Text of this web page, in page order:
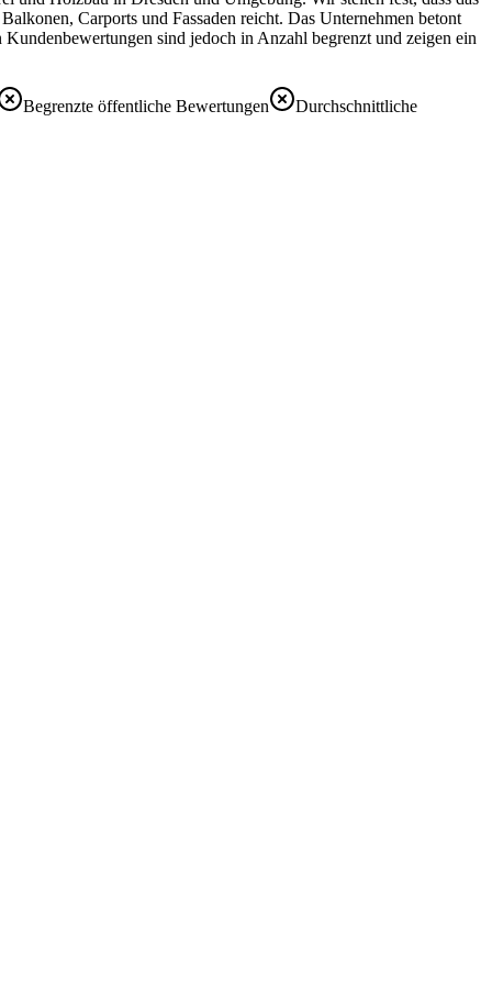
Carports und Fassaden reicht. Das Unternehmen betont
sind jedoch in Anzahl begrenzt und zeigen ein
Begrenzte öffentliche Bewertungen
Durchschnittliche